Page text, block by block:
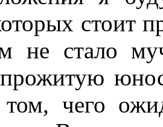
стоит
не стало
чего